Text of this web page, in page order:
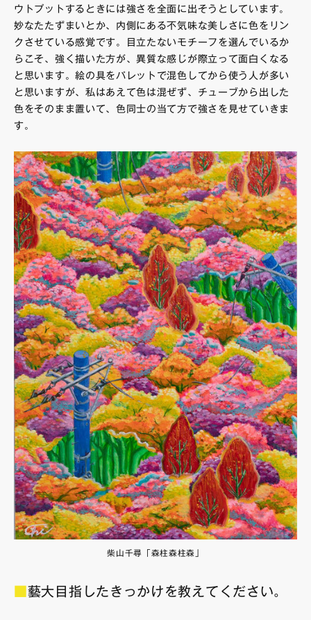
ウトプットするときには強さを全面に出そうとしています。
妙なたたずまいとか、内側にある不気味な美しさに色をリン
クさせている感覚です。目立たないモチーフを選んでいるか
らこそ、強く描いた方が、異質な感じが際立って面白くなる
と思います。絵の具をパレットで混色してから使う人が多い
と思いますが、私はあえて色は混ぜず、チューブから出した
色をそのまま置いて、色同士の当て方で強さを見せていきま
す。
柴山千尋「森柱森柱森」
藝大目指したきっかけを教えてください。